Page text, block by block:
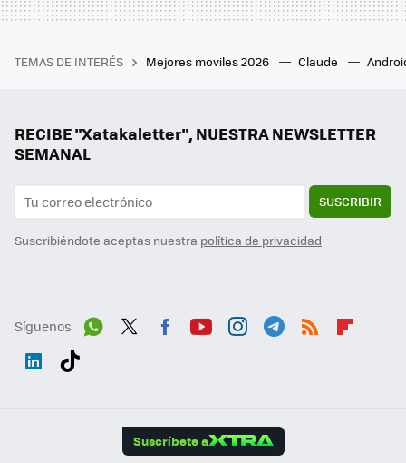
TEMAS DE INTERÉS Mejores moviles 2026 Claude
RECIBE "Xatakaletter", NUESTRA NEWSLETTER
SEMANAL
SUSCRIBIR
Suscribiéndote aceptas nuestra política de privacidad
Síguenos
Suscríbete a